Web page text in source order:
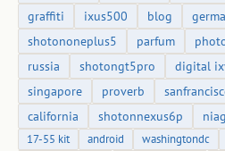
graffiti
ixus500 blog
shotononeplus5
parfum
russia
shotongt5pro digital
singapore
proverb
california
shotonnexus6p
17-55 kit android washingtondc